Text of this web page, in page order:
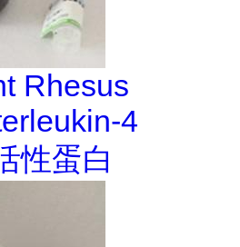
Rhesus
4
性蛋白